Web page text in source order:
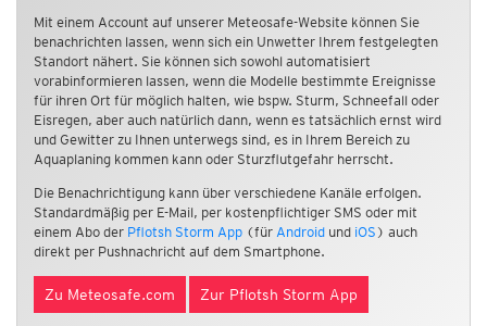
Mit einem Account auf unserer Meteosafe-Website können Sie
benachrichten lassen, wenn sich ein Unwetter Ihrem festgelegten
Standort nähert. Sie können sich sowohl automatisiert
vorabinformieren lassen, wenn die Modelle bestimmte Ereignisse
für ihren Ort für möglich halten, wie bspw. Sturm, Schneefall oder
Eisregen, aber auch natürlich dann, wenn es tatsächlich ernst wird
und Gewitter zu Ihnen unterwegs sind, es in Ihrem Bereich zu
Aquaplaning kommen kann oder Sturzflutgefahr herrscht.
Die Benachrichtigung kann über verschiedene Kanäle erfolgen.
Standardmäßig per E-Mail, per kostenpflichtiger SMS oder mit
einem Abo der Pflotsh Storm App (für Android und iOS ) auch
direkt per Pushnachricht auf dem Smartphone.
Zu Meteosafe.com Zur Pflotsh Storm App